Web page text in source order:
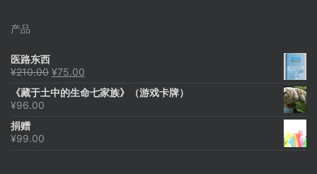
产品
医路东西
¥210.00 原
为：
¥75.00
价
《藏于土中的生命七家族》（游戏卡牌）
¥96.00
捐赠
¥99.00